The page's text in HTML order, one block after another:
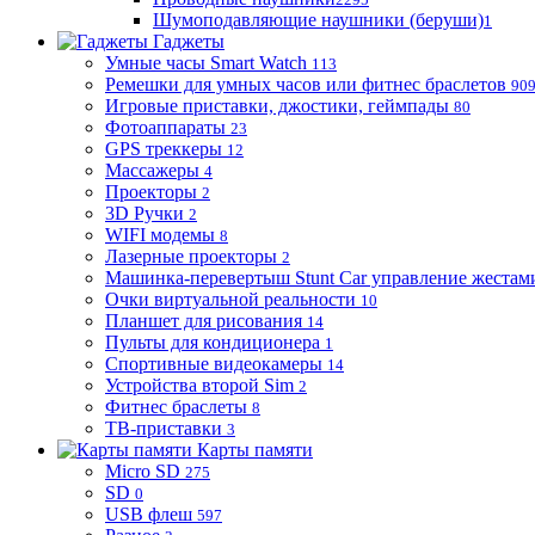
Шумоподавляющие наушники (беруши)1
Гаджеты
Умные часы Smart Watch 113
Ремешки для умных часов или фитнес браслетов 909
Игровые приставки, джостики, геймпады 80
Фотоаппараты 23
GPS треккеры 12
Массажеры 4
Проекторы 2
3D Ручки 2
WIFI модемы 8
Лазерные проекторы 2
Машинка-перевертыш Stunt Car управление
Очки виртуальной реальности 10
Планшет для рисования 14
Пульты для кондиционера 1
Спортивные видеокамеры 14
Устройства второй Sim 2
Фитнес браслеты 8
ТВ-приставки 3
Карты памяти
Micro SD 275
SD 0
USB флеш 597